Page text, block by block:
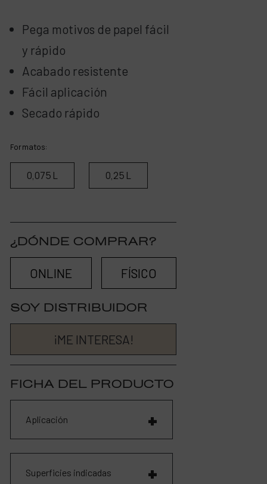
Pega motivos de papel fácil
y rápido
Acabado resistente
Fácil aplicación
Secado rápido
Formatos:
0,075 L 0,25 L
¿DÓNDE COMPRAR?
ONLINE FÍSICO
SOY DISTRIBUIDOR
¡ME INTERESA!
FICHA DEL PRODUCTO
Aplicación
Superficies indicadas